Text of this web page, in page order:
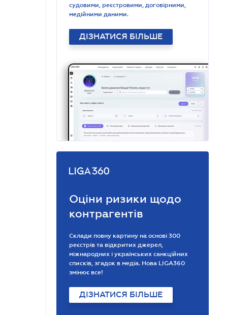
судовими, реєстровими, договірними,
медійними даними.
ДІЗНАТИСЯ БІЛЬШЕ
Оціни ризики щодо
контрагентів
Склади повну картину на основі 300
реєстрів та відкритих джерел,
міжнародних і українських санкційних
списків, згадок в медіа. Нова LIGA360
змінює все!
ДІЗНАТИСЯ БІЛЬШЕ